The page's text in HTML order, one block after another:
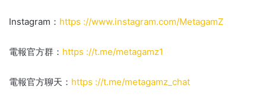
Instagram： https ://www.instagram.com/MetagamZ
電報官方群： https ://t.me/metagamz1
電報官方聊天： https ://t.me/metagamz_chat